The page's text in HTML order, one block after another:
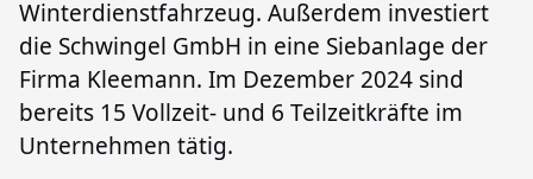
Winterdienstfahrzeug. Außerdem investiert
die Schwingel GmbH in eine Siebanlage der
Firma Kleemann. Im Dezember 2024 sind
bereits 15 Vollzeit- und 6 Teilzeitkräfte im
Unternehmen tätig.